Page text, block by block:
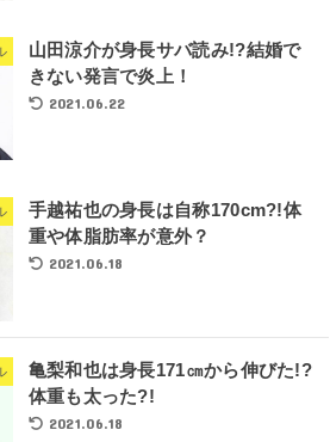
山田涼介が身長サバ読み!?結婚で
きない発言で炎上！
2021.06.22
手越祐也の身長は自称170cm?!体
重や体脂肪率が意外？
2021.06.18
亀梨和也は身長171㎝から伸びた!?
体重も太った?!
2021.06.18